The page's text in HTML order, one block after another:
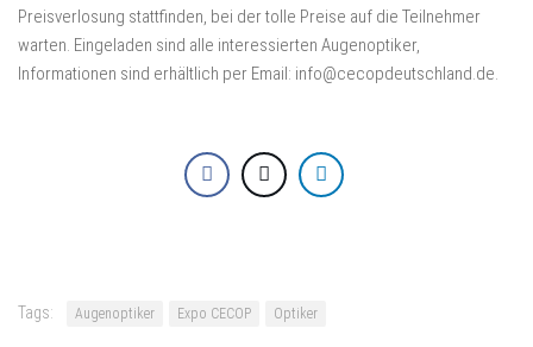
Preisverlosung stattfinden, bei der tolle Preise auf die Teilnehmer
warten. Eingeladen sind alle interessierten Augenoptiker,
Informationen sind erhältlich per Email: info@cecopdeutschland.de.
Tags: Augenoptiker Expo CECOP Optiker